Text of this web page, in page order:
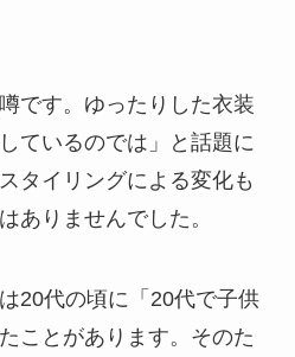
です。ゆったりした衣装
ているのでは」と話題に
タイリングによる変化も
ありませんでした。
20代の頃に「20代で子供
ことがあります。そのた